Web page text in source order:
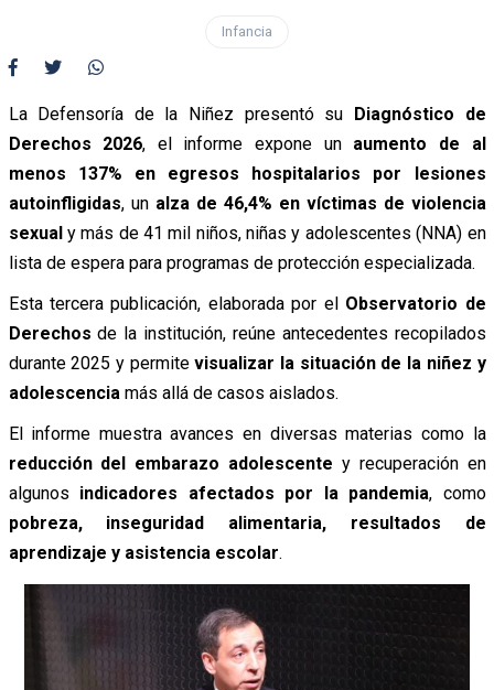
Infancia
La Defensoría de la Niñez presentó su Diagnóstico de
Derechos 2026, el informe expone un aumento de al
menos 137% en egresos hospitalarios por lesiones
autoinfligidas, un alza de 46,4% en víctimas de violencia
sexualy más de 41 mil niños, niñas y adolescentes (NNA) en
lista de espera para programas de protección especializada.
Esta tercera publicación, elaborada por el Observatorio de
Derechos de la institución, reúne antecedentes recopilados
durante 2025 y permitevisualizar la situación de la niñez y
adolescencia más allá de casos aislados.
El informe muestra avances en diversas materias como la
reducción del embarazo adolescente y recuperación en
algunos indicadores afectados por la pandemia, como
pobreza, inseguridad alimentaria, resultados de
aprendizaje y asistencia escolar.